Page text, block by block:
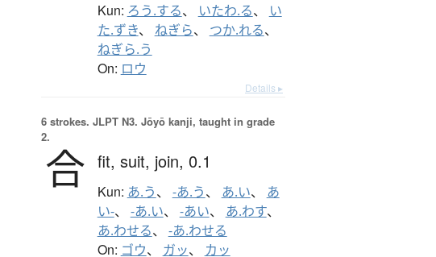
Kun: ろう.する、 いたわ.る、
い
た.ずき、 ねぎら、 つか.れる、
ねぎら.う
On: ロウ
Details ▸
6 strokes. JLPT N3. Jōyō kanji, taught in grade
2.
合 fit, suit, join, 0.1
Kun: あ.う、 -あ.う、 あ.い、 あ
い-、 -あ.い、 -あい、 あ.わす、
あ.わせる、 -あ.わせる
On: ゴウ、 ガッ、 カッ